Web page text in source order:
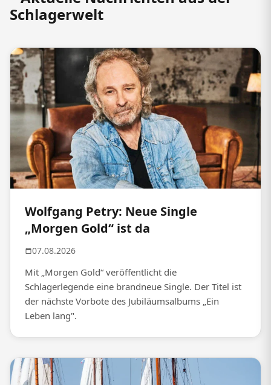
Schlagerwelt
Wolfgang Petry: Neue Single
„Morgen Gold“ ist da
07.08.2026
Mit „Morgen Gold“ veröffentlicht die
Schlagerlegende eine brandneue Single. Der Titel ist
der nächste Vorbote des Jubiläumsalbums „Ein
Leben lang".